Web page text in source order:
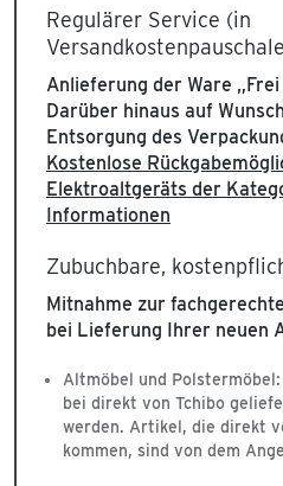
Regulärer Service (in
Anlieferung der Ware
Darüber hinaus auf
Entsorgung des
Kostenlose
Elektroaltgeräts der
Informationen
Zubuchbare,
Mitnahme zur
bei Lieferung Ihrer neuen
Altmöbel und
bei direkt von Tchibo
werden. Artikel, die direkt
kommen, sind von dem